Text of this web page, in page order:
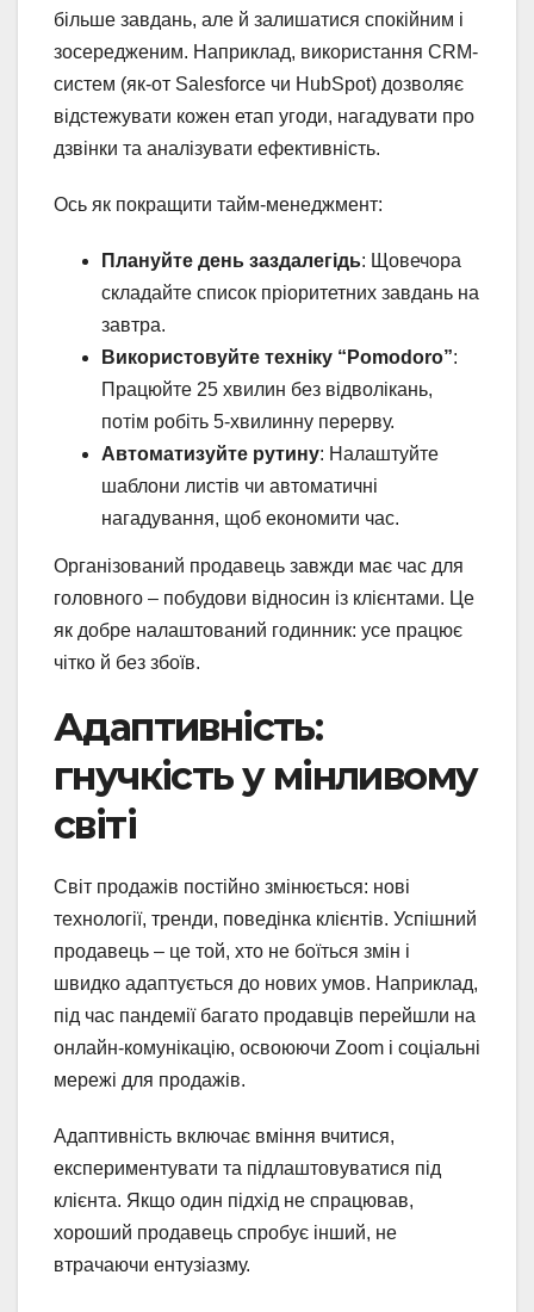
більше завдань, але й залишатися спокійним і
зосередженим. Наприклад, використання CRM-
систем (як-от Salesforce чи HubSpot) дозволяє
відстежувати кожен етап угоди, нагадувати про
дзвінки та аналізувати ефективність.
Ось як покращити тайм-менеджмент:
Плануйте день заздалегідь: Щовечора
складайте список пріоритетних завдань на
завтра.
Використовуйте техніку “Pomodoro”:
Працюйте 25 хвилин без відволікань,
потім робіть 5-хвилинну перерву.
Автоматизуйте рутину: Налаштуйте
шаблони листів чи автоматичні
нагадування, щоб економити час.
Організований продавець завжди має час для
головного – побудови відносин із клієнтами. Це
як добре налаштований годинник: усе працює
чітко й без збоїв.
Адаптивність:
гнучкість у мінливому
світі
Світ продажів постійно змінюється: нові
технології, тренди, поведінка клієнтів. Успішний
продавець – це той, хто не боїться змін і
швидко адаптується до нових умов. Наприклад,
під час пандемії багато продавців перейшли на
онлайн-комунікацію, освоюючи Zoom і соціальні
мережі для продажів.
Адаптивність включає вміння вчитися,
експериментувати та підлаштовуватися під
клієнта. Якщо один підхід не спрацював,
хороший продавець спробує інший, не
втрачаючи ентузіазму.